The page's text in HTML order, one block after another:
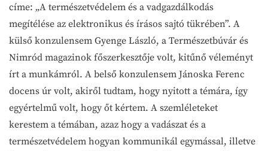
címe: „A természetvédelem és a vadgazdálkodás
megítélése az elektronikus és írásos sajtó tükrében”. A
külső konzulensem Gyenge László, a Természetbúvár és
Nimród magazinok főszerkesztője volt, kitűnő véleményt
írt a munkámról. A belső konzulensem Jánoska Ferenc
docens úr volt, akiről tudtam, hogy nyitott a témára, így
egyértelmű volt, hogy őt kértem. A szemléleteket
kerestem a témában, azaz hogy a vadászat és a
természetvédelem hogyan kommunikál egymással, illetve